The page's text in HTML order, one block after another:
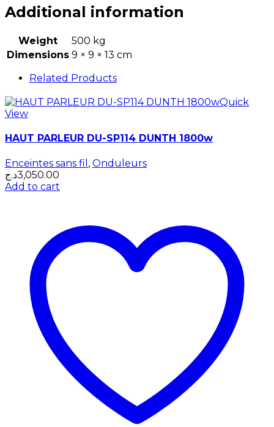
Additional information
Weight
500 kg
Dimensions 9 × 9 × 13 cm
Related Products
Quick
View
HAUT PARLEUR DU-SP114 DUNTH 1800w
Enceintes sans fil , Onduleurs
3,050.00د.ج
Add to cart